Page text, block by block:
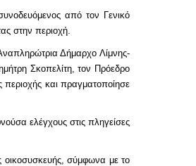
από τον Γενικό
στην περιοχή.
Δήμαρχο Λίμνης-
Σκοπελίτη, τον Πρόεδρο
και πραγματοποίησε
ελέγχους στις πληγείσες
οικοσυσκευής, σύμφωνα με το